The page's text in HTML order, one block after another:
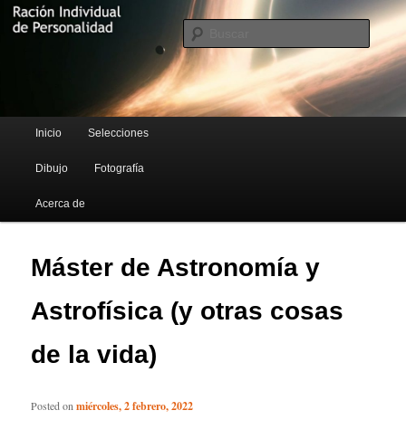
Ración Individual de Personalidad
Blog de Rufus Gefangenen
Buscar
Menú principal
Ir al contenido principal
Ir al contenido secundario
Inicio Selecciones
Dibujo Fotografía
Acerca de
Máster de Astronomía y
Astrofísica (y otras cosas
de la vida)
Posted onmiércoles, 2 febrero, 2022